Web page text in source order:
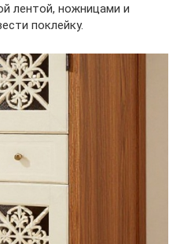
лентой, ножницами и
поклейку.